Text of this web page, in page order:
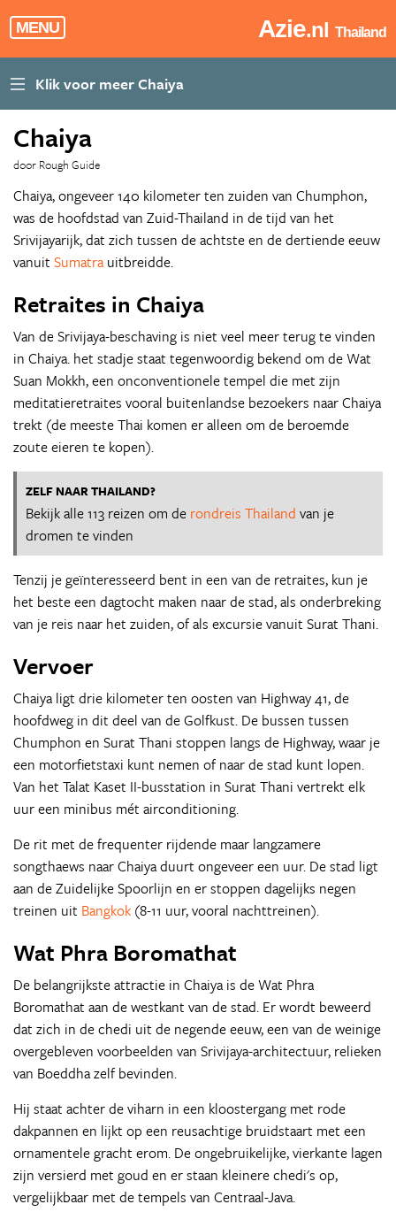
MENU Azie.nl Thailand
Chaiya
door Rough Guide
Chaiya, ongeveer 140 kilometer ten zuiden van Chumphon,
was de hoofdstad van Zuid-Thailand in de tijd van het
Srivijayarijk, dat zich tussen de achtste en de dertiende eeuw
vanuit Sumatra uitbreidde.
Retraites in Chaiya
Van de Srivijaya-beschaving is niet veel meer terug te vinden
in Chaiya. het stadje staat tegenwoordig bekend om de Wat
Suan Mokkh, een onconventionele tempel die met zijn
meditatieretraites vooral buitenlandse bezoekers naar Chaiya
trekt (de meeste Thai komen er alleen om de beroemde
zoute eieren te kopen).
ZELF NAAR THAILAND?
Bekijk alle 113 reizen om de rondreis Thailand van je
dromen te vinden
Tenzij je geïnteresseerd bent in een van de retraites, kun je
het beste een dagtocht maken naar de stad, als onderbreking
van je reis naar het zuiden, of als excursie vanuit Surat Thani.
Vervoer
Chaiya ligt drie kilometer ten oosten van Highway 41, de
hoofdweg in dit deel van de Golfkust. De bussen tussen
Chumphon en Surat Thani stoppen langs de Highway, waar je
een motorfietstaxi kunt nemen of naar de stad kunt lopen.
Van het Talat Kaset II-busstation in Surat Thani vertrekt elk
uur een minibus mét airconditioning.
De rit met de frequenter rijdende maar langzamere
songthaews naar Chaiya duurt ongeveer een uur. De stad ligt
aan de Zuidelijke Spoorlijn en er stoppen dagelijks negen
treinen uit Bangkok (8-11 uur, vooral nachttreinen).
Wat Phra Boromathat
De belangrijkste attractie in Chaiya is de Wat Phra
Boromathat aan de westkant van de stad. Er wordt beweerd
dat zich in de chedi uit de negende eeuw, een van de weinige
overgebleven voorbeelden van Srivijaya-architectuur, relieken
van Boeddha zelf bevinden.
Hij staat achter de viharn in een kloostergang met rode
dakpannen en lijkt op een reusachtige bruidstaart met een
ornamentele gracht erom. De ongebruikelijke, vierkante lagen
zijn versierd met goud en er staan kleinere chedi's op,
vergelijkbaar met de tempels van Centraal-Java.